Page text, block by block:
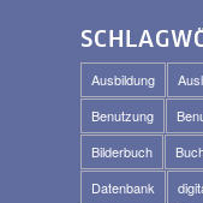
Ausbildung
Benutzung
Bilderbuch
Datenbank